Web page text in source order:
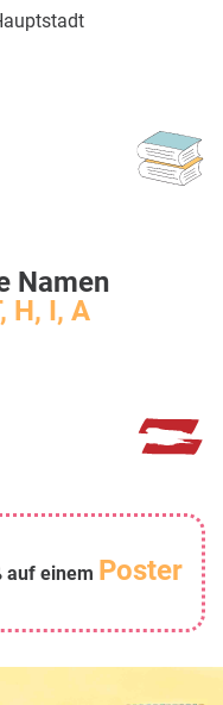
Namen
H, I, A
auf einem Poster